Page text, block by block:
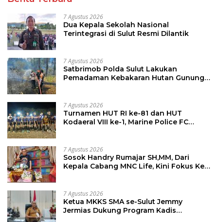
7 Agustus 2026
Dua Kepala Sekolah Nasional
Terintegrasi di Sulut Resmi Dilantik
7 Agustus 2026
Satbrimob Polda Sulut Lakukan
Pemadaman Kebakaran Hutan Gunung
7 Agustus 2026
Turnamen HUT RI ke-81 dan HUT
Kodaeral VIII ke-1, Marine Police FC
7 Agustus 2026
Sosok Handry Rumajar SH,MM, Dari
Kepala Cabang MNC Life, Kini Fokus Ke
7 Agustus 2026
Ketua MKKS SMA se-Sulut Jemmy
Jermias Dukung Program Kadis